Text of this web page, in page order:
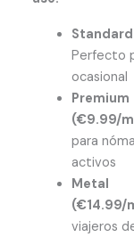
Perfecto
ocasional
Premium
(€9.99/
para
activos
Metal
(€14.99/
viajeros